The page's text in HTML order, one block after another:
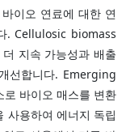
이오 연료에 대한 연
. Cellulosic biomass
지속 가능성과 배출
선합니다. Emerging
로 바이오 매스를 변환
사용하여 에너지 독립